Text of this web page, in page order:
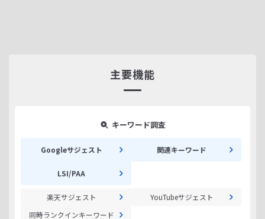
主要機能
キーワード調査
Googleサジェスト 関連キーワード
LSI/PAA
楽天サジェスト
YouTubeサジェスト
同時ランクインキーワード